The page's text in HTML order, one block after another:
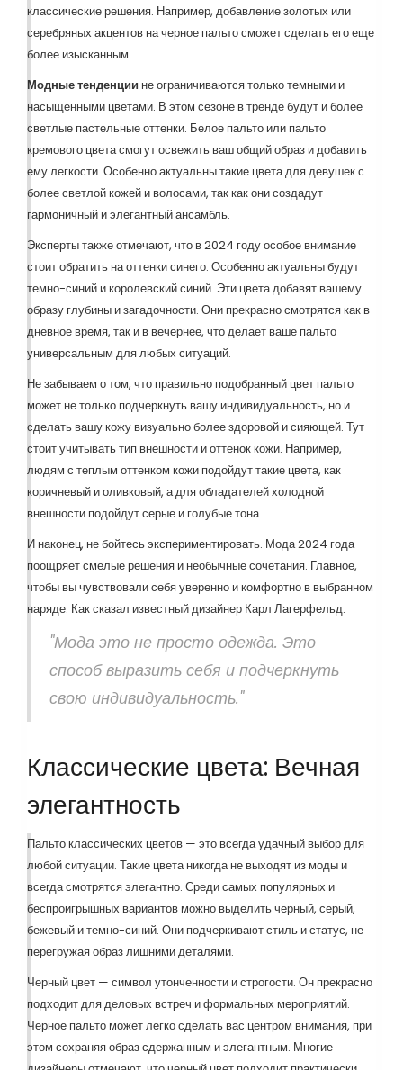
классические решения. Например, добавление золотых или
серебряных акцентов на черное пальто сможет сделать его еще
более изысканным.
Модные тенденции не ограничиваются только темными и
насыщенными цветами. В этом сезоне в тренде будут и более
светлые пастельные оттенки. Белое пальто или пальто
кремового цвета смогут освежить ваш общий образ и добавить
ему легкости. Особенно актуальны такие цвета для девушек с
более светлой кожей и волосами, так как они создадут
гармоничный и элегантный ансамбль.
Эксперты также отмечают, что в 2024 году особое внимание
стоит обратить на оттенки синего. Особенно актуальны будут
темно-синий и королевский синий. Эти цвета добавят вашему
образу глубины и загадочности. Они прекрасно смотрятся как в
дневное время, так и в вечернее, что делает ваше пальто
универсальным для любых ситуаций.
Не забываем о том, что правильно подобранный цвет пальто
может не только подчеркнуть вашу индивидуальность, но и
сделать вашу кожу визуально более здоровой и сияющей. Тут
стоит учитывать тип внешности и оттенок кожи. Например,
людям с теплым оттенком кожи подойдут такие цвета, как
коричневый и оливковый, а для обладателей холодной
внешности подойдут серые и голубые тона.
И наконец, не бойтесь экспериментировать. Мода 2024 года
поощряет смелые решения и необычные сочетания. Главное,
чтобы вы чувствовали себя уверенно и комфортно в выбранном
наряде. Как сказал известный дизайнер Карл Лагерфельд:
"Мода это не просто одежда. Это
способ выразить себя и подчеркнуть
свою индивидуальность."
Классические цвета: Вечная
элегантность
Пальто классических цветов — это всегда удачный выбор для
любой ситуации. Такие цвета никогда не выходят из моды и
всегда смотрятся элегантно. Среди самых популярных и
беспроигрышных вариантов можно выделить черный, серый,
бежевый и темно-синий. Они подчеркивают стиль и статус, не
перегружая образ лишними деталями.
Черный цвет — символ утонченности и строгости. Он прекрасно
подходит для деловых встреч и формальных мероприятий.
Черное пальто может легко сделать вас центром внимания, при
этом сохраняя образ сдержанным и элегантным. Многие